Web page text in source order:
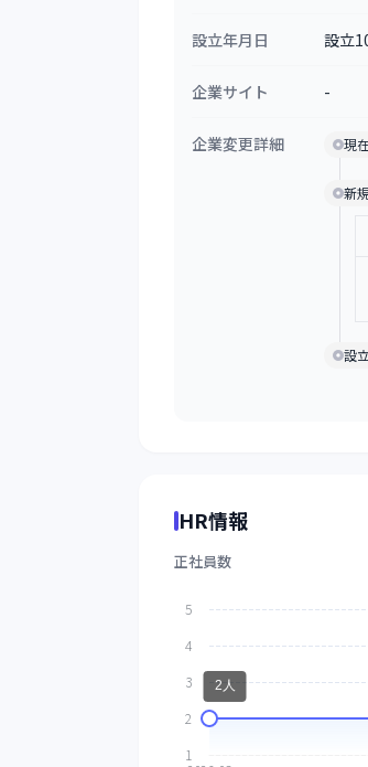
設立年月日 設立
企業サイト -
企業変更詳細 現
新
設立
HR情報
正社員数